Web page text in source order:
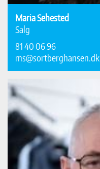
Maria Sehested
Salg
81 40 06 96
ms@sortberghansen.dk